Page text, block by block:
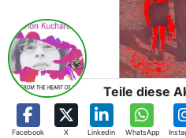
Teile diese
Facebook X Linkedin WhatsApp